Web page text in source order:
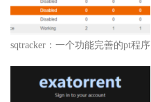
sqtracker：一个功能完善的pt程序